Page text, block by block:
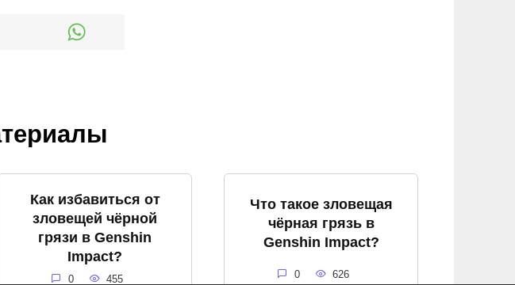
Как избавиться от
зловещей чёрной
грязи в Genshin
Impact?
0 455
Что такое зловещая
чёрная грязь в
Genshin Impact?
0 626